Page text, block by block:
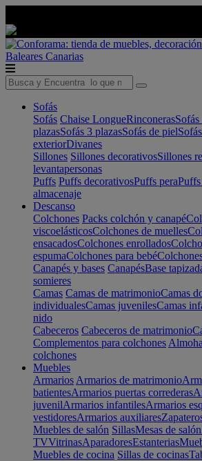
Baleares Canarias
Sofás
Sofás Chaise LongueRinconerasSofás
plazasSofás 3 plazasSofás de piel
exteriorDivanes
Sillones Sillones decorativosSillones
levantapersonas
Puffs Puffs decorativosPuffs peraPuffs
almacenaje
Descanso
Colchones Packs colchón y canapé
viscoelásticosColchones de muelles
ensacadosColchones enrollados
espumaColchones para bebé
Canapés y bases CanapésBase
somieres
Camas Camas de matrimonioCamas
individualesCamas juvenilesCamas
nido
Cabeceros Cabeceros de matrimonio
Complementos para colchones
colchones
Muebles
Armarios Armarios de matrimonio
batientesArmarios puertas correderas
juvenilArmarios infantilesArmarios
vestidoresArmarios auxiliares
Muebles de salón SillasMesas de salón
TVVitrinasAparadoresEstanterias
Muebles de cocina Sillas de cocinas